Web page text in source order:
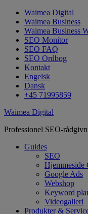
Waimea Digital
Waimea Business
Waimea Business
SEO Monitor
SEO FAQ
SEO Ordbog
Kontakt
Engelsk
Dansk
+45 71995859
Waimea Digital
Professionel SEO-
Guides
SEO
Hjemmeside
Google Ads
Webshop
Keyword
Videogalleri
Produkter &